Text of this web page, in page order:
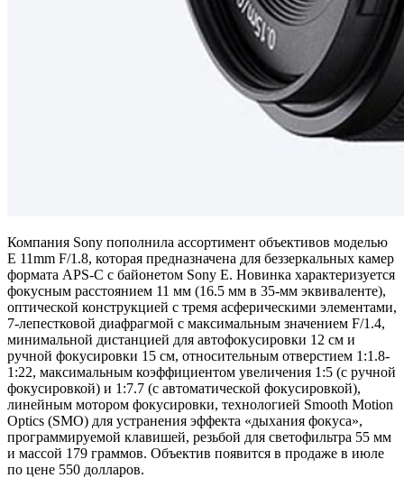
Компания Sony пополнила ассортимент объективов моделью
E 11mm F/1.8, которая предназначена для беззеркальных камер
формата APS-C с байонетом Sony E. Новинка характеризуется
фокусным расстоянием 11 мм (16.5 мм в 35-мм эквиваленте),
оптической конструкцией с тремя асферическими элементами,
7-лепестковой диафрагмой с максимальным значением F/1.4,
минимальной дистанцией для автофокусировки 12 см и
ручной фокусировки 15 см, относительным отверстием 1:1.8-
1:22, максимальным коэффициентом увеличения 1:5 (с ручной
фокусировкой) и 1:7.7 (с автоматической фокусировкой),
линейным мотором фокусировки, технологией Smooth Motion
Optics (SMO) для устранения эффекта «дыхания фокуса»,
программируемой клавишей, резьбой для светофильтра 55 мм
и массой 179 граммов. Объектив появится в продаже в июле
по цене 550 долларов.